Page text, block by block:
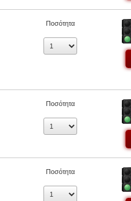
Ποσότητα
Ποσότητα
Ποσότητα